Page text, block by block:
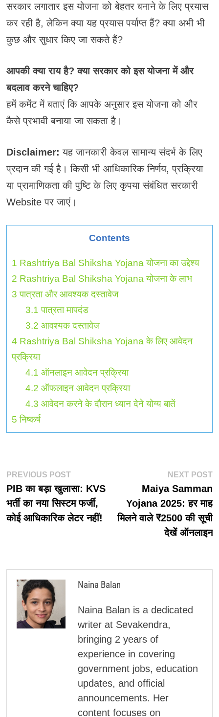
सरकार लगातार इस योजना को बेहतर बनाने के लिए प्रयास
कर रही है, लेकिन क्या यह प्रयास पर्याप्त हैं? क्या अभी भी
कुछ और सुधार किए जा सकते हैं?
आपकी क्या राय है? क्या सरकार को इस योजना में और
बदलाव करने चाहिए?
हमें कमेंट में बताएं कि आपके अनुसार इस योजना को और
कैसे प्रभावी बनाया जा सकता है।
Disclaimer: यह जानकारी केवल सामान्य संदर्भ के लिए
प्रदान की गई है। किसी भी आधिकारिक निर्णय, प्रक्रिया
या प्रामाणिकता की पुष्टि के लिए कृपया संबंधित सरकारी
Website पर जाएं।
Contents
1 Rashtriya Bal Shiksha Yojana योजना का उद्देश्य
2 Rashtriya Bal Shiksha Yojana योजना के लाभ
3 पात्रता और आवश्यक दस्तावेज
3.1 पात्रता मापदंड
3.2 आवश्यक दस्तावेज
4 Rashtriya Bal Shiksha Yojana के लिए आवेदन
प्रक्रिया
4.1 ऑनलाइन आवेदन प्रक्रिया
4.2 ऑफलाइन आवेदन प्रक्रिया
4.3 आवेदन करने के दौरान ध्यान देने योग्य बातें
5 निष्कर्ष
पोस्ट
नेविगेशन
PREVIOUS POSTPrevious
post:
PIB का बड़ा खुलासा: KVS
भर्ती का नया सिस्टम फर्जी,
कोई आधिकारिक लेटर नहीं!
NEXT POST
Maiya Samman
Yojana 2025: हर माह
मिलने वाले ₹2500 की सूची
देखें ऑनलाइन
Naina Balan
Naina Balan is a dedicated
writer at Sevakendra,
bringing 2 years of
experience in covering
government jobs, education
updates, and official
announcements. Her
content focuses on